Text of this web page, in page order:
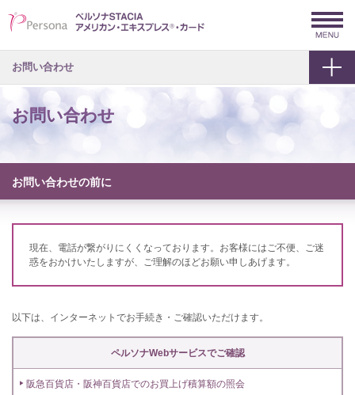
お問い合わせ
お問い合わせ
お問い合わせの前に
現在、電話が繋がりにくくなっております。お客様にはご不便、ご迷
惑をおかけいたしますが、ご理解のほどお願い申しあげます。
以下は、インターネットでお手続き・ご確認いただけます。
ペルソナWebサービスでご確認
阪急百貨店・阪神百貨店でのお買上げ積算額の照会